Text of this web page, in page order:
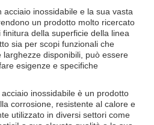
inossidabile e la sua vasta
un prodotto molto ricercato
della superficie della linea
sia per scopi funzionali che
disponibili, può essere
esigenze e specifiche
inossidabile è un prodotto
corrosione, resistente al calore e
utilizzato in diversi settori come